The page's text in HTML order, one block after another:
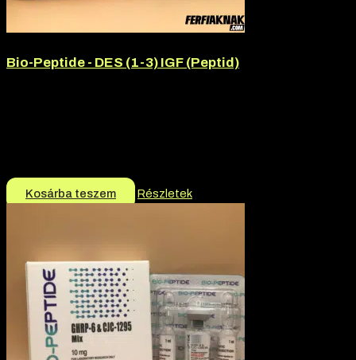
Bio-Peptide - DES (1-3) IGF (Peptid)
Kosárba teszem
Részletek